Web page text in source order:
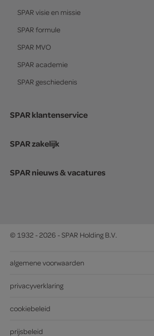
SPAR visie en missie
SPAR formule
SPAR MVO
SPAR academie
SPAR geschiedenis
SPAR klantenservice
SPAR zakelijk
SPAR nieuws & vacatures
© 1932 - 2026 - SPAR Holding B.V.
algemene voorwaarden
privacyverklaring
cookiebeleid
prijsbeleid